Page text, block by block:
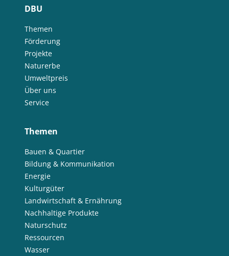
DBU
Themen
Förderung
Projekte
Naturerbe
Umweltpreis
Über uns
Service
Themen
Bauen & Quartier
Bildung & Kommunikation
Energie
Kulturgüter
Landwirtschaft & Ernährung
Nachhaltige Produkte
Naturschutz
Ressourcen
Wasser